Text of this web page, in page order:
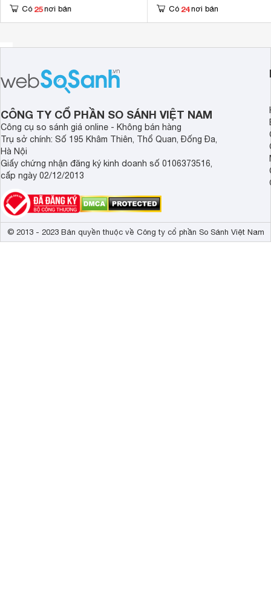
Có 25 nơi bán Có 24 nơi bán
CÔNG TY CỔ PHẦN SO SÁNH VIỆT NAM
Công cụ so sánh giá online - Không bán hàng
Trụ sở chính: Số 195 Khâm Thiên, Thổ Quan, Đống Đa,
Hà Nội
Giấy chứng nhận đăng ký kinh doanh số 0106373516,
cấp ngày 02/12/2013
© 2013 - 2023 Bản quyền thuộc về Công ty cổ phần So Sánh Việt Nam